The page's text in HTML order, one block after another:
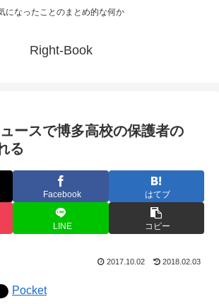
になったことのまとめ的な何か
Right-Book
ースで博多高校の保護者の
る
Facebook はてブ
LINE コピー
2017.10.02 2018.02.03
Pocket